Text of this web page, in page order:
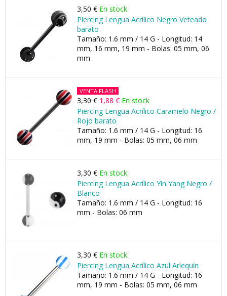
3,50 € En stock
Piercing Lengua Acrílico Negro Veteado
barato
Tamaño: 1.6 mm / 14 G - Longitud: 14
mm, 16 mm, 19 mm - Bolas: 05 mm, 06
mm
VENTA FLASH
3,30 € 1,88 € En stock
Piercing Lengua Acrílico Caramelo Negro /
Rojo barato
Tamaño: 1.6 mm / 14 G - Longitud: 16
mm, 19 mm - Bolas: 05 mm, 06 mm
3,30 € En stock
Piercing Lengua Acrílico Yin Yang Negro /
Blanco
Tamaño: 1.6 mm / 14 G - Longitud: 16
mm - Bolas: 06 mm
3,30 € En stock
Piercing Lengua Acrílico Azul Arlequín
Tamaño: 1.6 mm / 14 G - Longitud: 16
mm, 19 mm - Bolas: 05 mm, 06 mm